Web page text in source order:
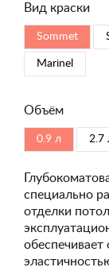
Вид краски
Sommet
Marinel
Объём
0.9 л 2.7
специально
отделки